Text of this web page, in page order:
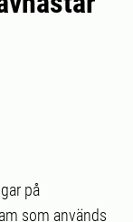
på
som används